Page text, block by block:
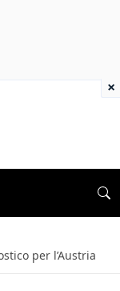
per l’Austria
×